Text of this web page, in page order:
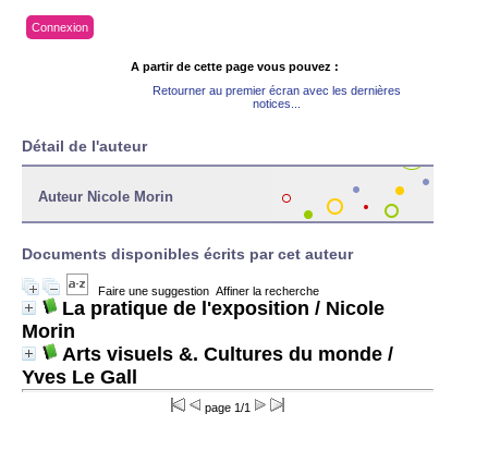
Connexion
A partir de cette page vous pouvez :
Retourner au premier écran avec les dernières
notices...
Détail de l'auteur
Auteur Nicole Morin
Documents disponibles écrits par cet auteur
Faire une suggestion Affiner la recherche
La pratique de l'exposition / Nicole
Morin
Arts visuels &. Cultures du monde /
Yves Le Gall
page 1/1